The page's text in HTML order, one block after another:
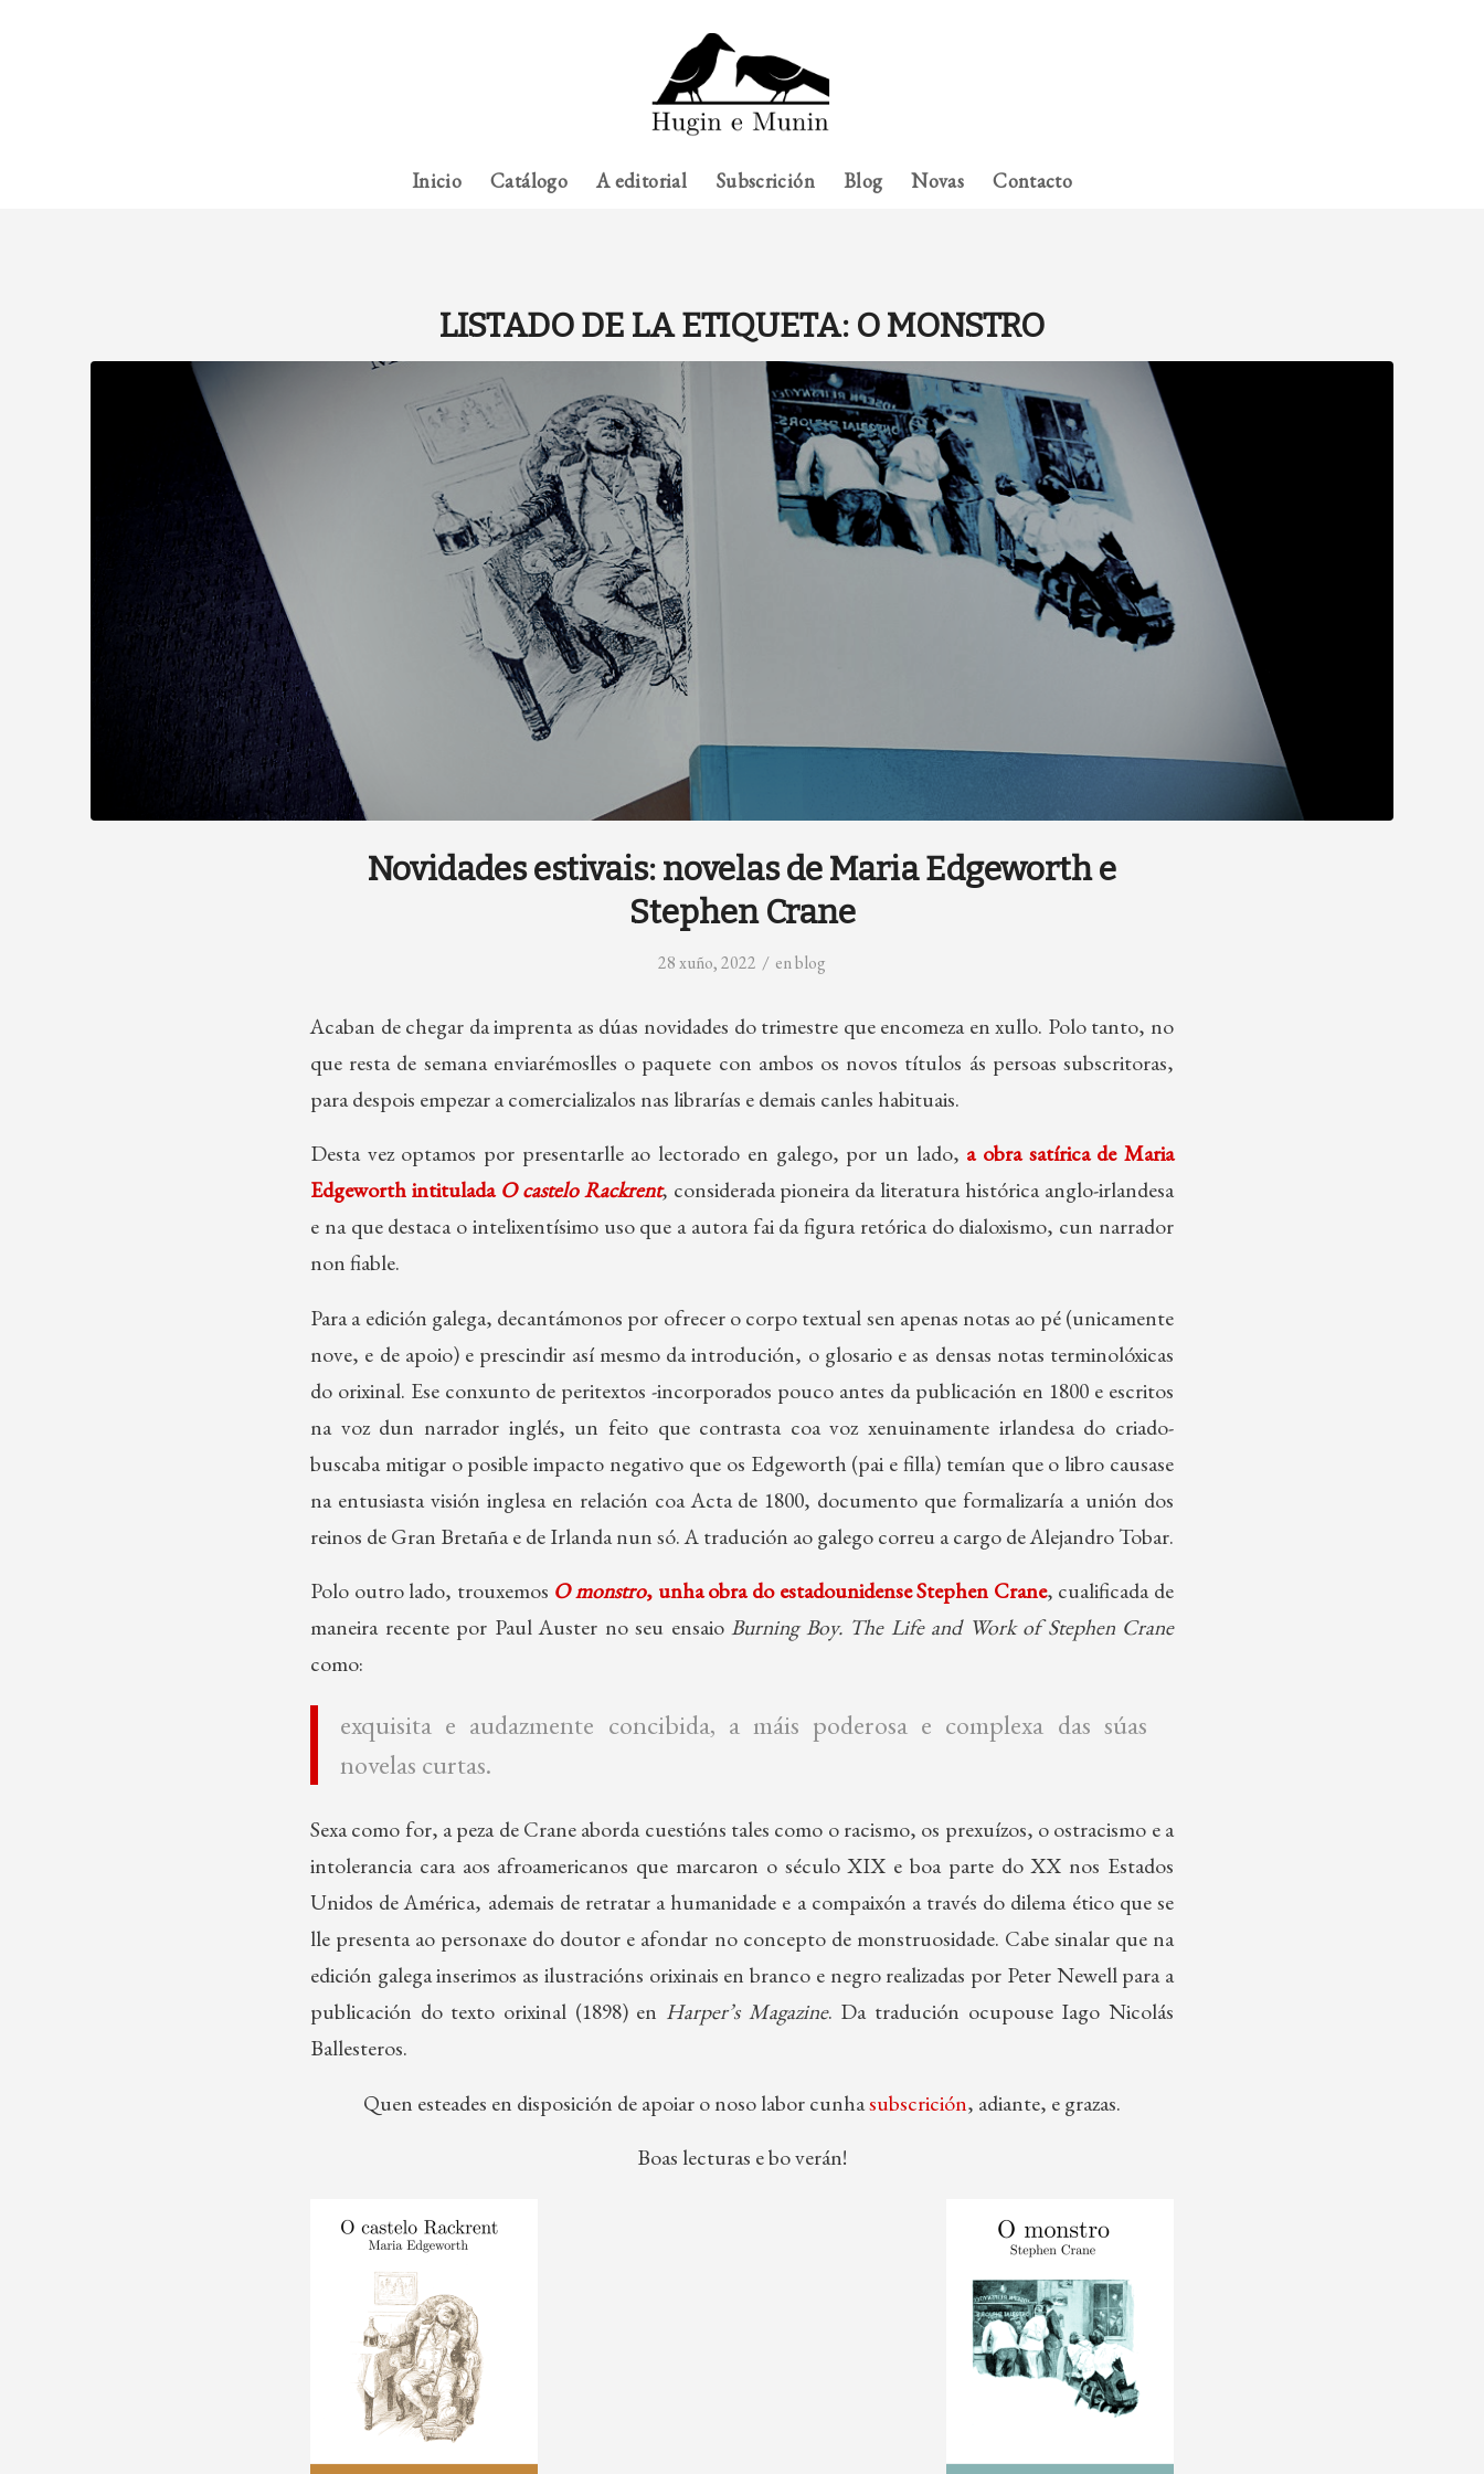
Inicio Catálogo A editorial Subscrición Blog Novas Contacto
LISTADO DE LA ETIQUETA: O MONSTRO
Novidades estivais: novelas de Maria Edgeworth e
Stephen Crane
28 xuño, 2022 / enblog
Acaban de chegar da imprenta as dúas novidades do trimestre que encomeza en xullo. Polo tanto, no
que resta de semana enviarémoslles o paquete con ambos os novos títulos ás persoas subscritoras,
para despois empezar a comercializalos nas librarías e demais canles habituais.
Desta vez optamos por presentarlle ao lectorado en galego, por un lado, a obra satírica de Maria
Edgeworth intituladaO castelo Rackrent, considerada pioneira da literatura histórica anglo-irlandesa
e na que destaca o intelixentísimo uso que a autora fai da figura retórica do dialoxismo, cun narrador
non fiable.
Para a edición galega, decantámonos por ofrecer o corpo textual sen apenas notas ao pé (unicamente
nove, e de apoio) e prescindir así mesmo da introdución, o glosario e as densas notas terminolóxicas
do orixinal. Ese conxunto de peritextos -incorporados pouco antes da publicación en 1800 e escritos
na voz dun narrador inglés, un feito que contrasta coa voz xenuinamente irlandesa do criado-
buscaba mitigar o posible impacto negativo que os Edgeworth (pai e filla) temían que o libro causase
na entusiasta visión inglesa en relación coa Acta de 1800, documento que formalizaría a unión dos
reinos de Gran Bretaña e de Irlanda nun só. A tradución ao galego correu a cargo de Alejandro Tobar.
Polo outro lado, trouxemos O monstro, unha obra do estadounidense Stephen Crane, cualificada de
maneira recente por Paul Auster no seu ensaio Burning Boy. The Life and Work of Stephen Crane
como:
exquisita e audazmente concibida, a máis poderosa e complexa das súas
novelas curtas.
Sexa como for, a peza de Crane aborda cuestións tales como o racismo, os prexuízos, o ostracismo e a
intolerancia cara aos afroamericanos que marcaron o século XIX e boa parte do XX nos Estados
Unidos de América, ademais de retratar a humanidade e a compaixón a través do dilema ético que se
lle presenta ao personaxe do doutor e afondar no concepto de monstruosidade. Cabe sinalar que na
edición galega inserimos as ilustracións orixinais en branco e negro realizadas por Peter Newell para a
publicación do texto orixinal (1898) en Harper’s Magazine. Da tradución ocupouse Iago Nicolás
Ballesteros.
Quen esteades en disposición de apoiar o noso labor cunhasubscrición, adiante, e grazas.
Boas lecturas e bo verán!